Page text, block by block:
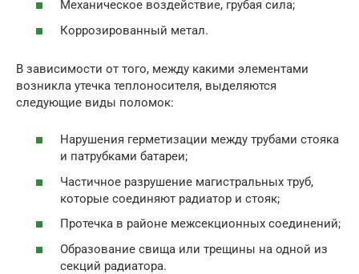
Механическое воздействие, грубая сила;
Коррозированный метал.
В зависимости от того, между какими элементами
возникла утечка теплоносителя, выделяются
следующие виды поломок:
Нарушения герметизации между трубами стояка
и патрубками батареи;
Частичное разрушение магистральных труб,
которые соединяют радиатор и стояк;
Протечка в районе межсекционных соединений;
Образование свища или трещины на одной из
секций радиатора.